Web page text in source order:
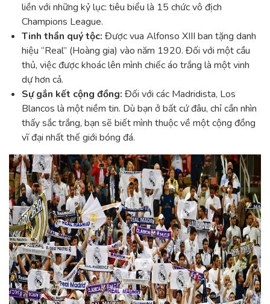
liền với những kỷ lục: tiêu biểu là 15 chức vô địch
Champions League.
Tinh thần quý tộc: Được vua Alfonso XIII ban tặng danh
hiệu “Real” (Hoàng gia) vào năm 1920. Đối với một cầu
thủ, việc được khoác lên mình chiếc áo trắng là một vinh
dự hơn cả.
Sự gắn kết cộng đồng: Đối với các Madridista, Los
Blancos là một niềm tin. Dù bạn ở bất cứ đâu, chỉ cần nhìn
thấy sắc trắng, bạn sẽ biết mình thuộc về một cộng đồng
vĩ đại nhất thế giới bóng đá.